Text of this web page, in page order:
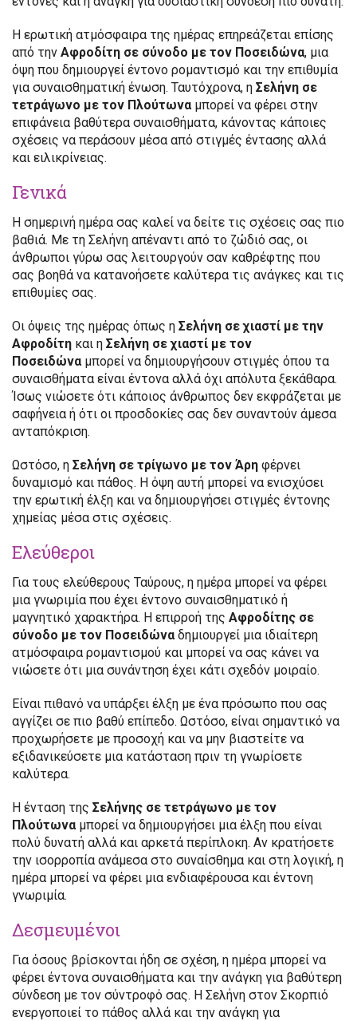
Η ερωτική ατμόσφαιρα της ημέρας επηρεάζεται επίσης
από την Αφροδίτη σε σύνοδο με τον Ποσειδώνα, μια
όψη που δημιουργεί έντονο ρομαντισμό και την επιθυμία
για συναισθηματική ένωση. Ταυτόχρονα, η Σελήνη σε
τετράγωνο με τον Πλούτωναμπορεί να φέρει στην
επιφάνεια βαθύτερα συναισθήματα, κάνοντας κάποιες
σχέσεις να περάσουν μέσα από στιγμές έντασης αλλά
και ειλικρίνειας.
Γενικά
Η σημερινή ημέρα σας καλεί να δείτε τις σχέσεις σας πιο
βαθιά. Με τη Σελήνη απέναντι από το ζώδιό σας, οι
άνθρωποι γύρω σας λειτουργούν σαν καθρέφτης που
σας βοηθά να κατανοήσετε καλύτερα τις ανάγκες και τις
επιθυμίες σας.
Οι όψεις της ημέρας όπως η Σελήνη σε χιαστί με την
Αφροδίτη και η Σελήνη σε χιαστί με τον
Ποσειδώναμπορεί να δημιουργήσουν στιγμές όπου τα
συναισθήματα είναι έντονα αλλά όχι απόλυτα ξεκάθαρα.
Ίσως νιώσετε ότι κάποιος άνθρωπος δεν εκφράζεται με
σαφήνεια ή ότι οι προσδοκίες σας δεν συναντούν άμεσα
ανταπόκριση.
Ωστόσο, η Σελήνη σε τρίγωνο με τον Άρη φέρνει
δυναμισμό και πάθος. Η όψη αυτή μπορεί να ενισχύσει
την ερωτική έλξη και να δημιουργήσει στιγμές έντονης
χημείας μέσα στις σχέσεις.
Ελεύθεροι
Για τους ελεύθερους Ταύρους, η ημέρα μπορεί να φέρει
μια γνωριμία που έχει έντονο συναισθηματικό ή
μαγνητικό χαρακτήρα. Η επιρροή της Αφροδίτης σε
σύνοδο με τον Ποσειδώναδημιουργεί μια ιδιαίτερη
ατμόσφαιρα ρομαντισμού και μπορεί να σας κάνει να
νιώσετε ότι μια συνάντηση έχει κάτι σχεδόν μοιραίο.
Είναι πιθανό να υπάρξει έλξη με ένα πρόσωπο που σας
αγγίζει σε πιο βαθύ επίπεδο. Ωστόσο, είναι σημαντικό να
προχωρήσετε με προσοχή και να μην βιαστείτε να
εξιδανικεύσετε μια κατάσταση πριν τη γνωρίσετε
καλύτερα.
Η ένταση της Σελήνης σε τετράγωνο με τον
Πλούτωναμπορεί να δημιουργήσει μια έλξη που είναι
πολύ δυνατή αλλά και αρκετά περίπλοκη. Αν κρατήσετε
την ισορροπία ανάμεσα στο συναίσθημα και στη λογική, η
ημέρα μπορεί να φέρει μια ενδιαφέρουσα και έντονη
γνωριμία.
Δεσμευμένοι
Για όσους βρίσκονται ήδη σε σχέση, η ημέρα μπορεί να
φέρει έντονα συναισθήματα και την ανάγκη για βαθύτερη
σύνδεση με τον σύντροφό σας. Η Σελήνη στον Σκορπιό
ενεργοποιεί το πάθος αλλά και την ανάγκη για